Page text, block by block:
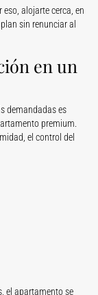
alojarte cerca, en
sin renunciar al
en un
demandadas es
premium.
el control del
el apartamento se